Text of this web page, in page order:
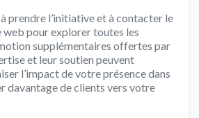
prendre l’initiative et à contacter le
web pour explorer toutes les
supplémentaires offertes par
et leur soutien peuvent
l’impact de votre présence dans
davantage de clients vers votre